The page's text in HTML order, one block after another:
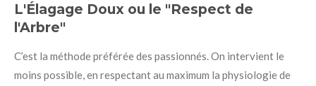
L'Élagage Doux ou le "Respect de
l'Arbre"
C’est la méthode préférée des passionnés. On intervient le
moins possible, en respectant au maximum la physiologie de